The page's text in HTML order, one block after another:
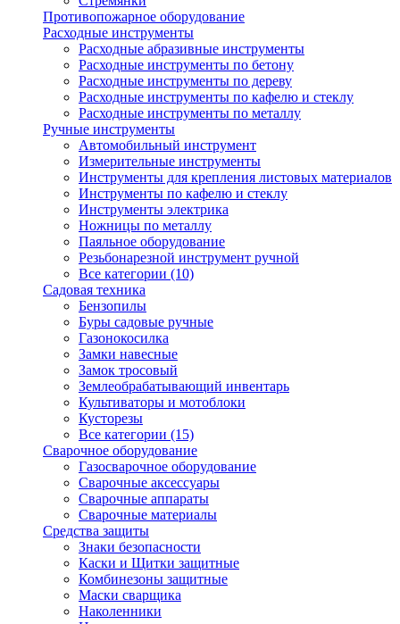
Противопожарное оборудование
Расходные инструменты
Расходные абразивные инструменты
Расходные инструменты по бетону
Расходные инструменты по дереву
Расходные инструменты по кафелю и стеклу
Расходные инструменты по металлу
Ручные инструменты
Автомобильный инструмент
Измерительные инструменты
Инструменты для крепления листовых материалов
Инструменты по кафелю и стеклу
Инструменты электрика
Ножницы по металлу
Паяльное оборудование
Резьбонарезной инструмент ручной
Все категории (10)
Садовая техника
Бензопилы
Буры садовые ручные
Газонокосилка
Замки навесные
Замок тросовый
Землеобрабатывающий инвентарь
Культиваторы и мотоблоки
Кусторезы
Все категории (15)
Сварочное оборудование
Газосварочное оборудование
Сварочные аксессуары
Сварочные аппараты
Сварочные материалы
Средства защиты
Знаки безопасности
Каски и Щитки защитные
Комбинезоны защитные
Маски сварщика
Наколенники